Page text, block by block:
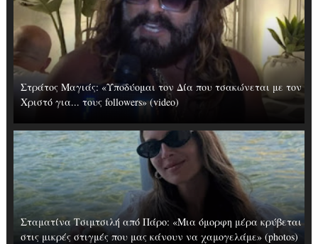
Στράτος Μαγιάς: «Υποδύομαι τον Δία που τσακώνεται με τον
Χριστό για... τους followers» (video)
Σταματίνα Τσιμτσιλή από Πάρο: «Μια όμορφη μέρα κρύβεται
στις μικρές στιγμές που μας κάνουν να χαμογελάμε» (photos)